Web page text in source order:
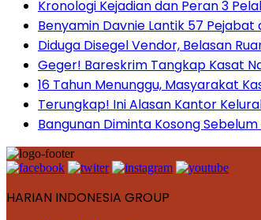
Kronologi Kejadian dan Peran 3
Benyamin Davnie Lantik 57
Diduga Disegel Vendor, Belasan
Geger! Bareskrim Tangkap Kasat
16 Tahun Menunggu, Masyarakat
Terungkap! Ini Alasan Kantor
Bangunan Diminta Kosong
HARIAN INDONESIA GROUP